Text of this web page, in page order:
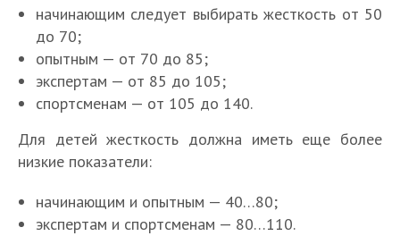
начинающим следует выбирать жесткость от 50
до 70;
опытным — от 70 до 85;
экспертам — от 85 до 105;
спортсменам — от 105 до 140.
Для детей жесткость должна иметь еще более
низкие показатели:
начинающим и опытным — 40…80;
экспертам и спортсменам — 80…110.